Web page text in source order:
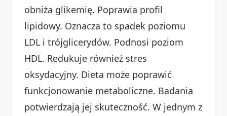
obniża glikemię. Poprawia profil
lipidowy. Oznacza to spadek poziomu
LDL i trójglicerydów. Podnosi poziom
HDL. Redukuje również stres
oksydacyjny. Dieta może poprawić
funkcjonowanie metaboliczne. Badania
potwierdzają jej skuteczność. W jednym z